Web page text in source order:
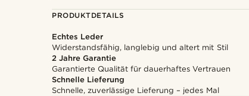
PRODUKTDETAILS
Echtes Leder
Widerstandsfähig, langlebig und altert mit Stil
2 Jahre Garantie
Garantierte Qualität für dauerhaftes Vertrauen
Schnelle Lieferung
Schnelle, zuverlässige Lieferung – jedes Mal